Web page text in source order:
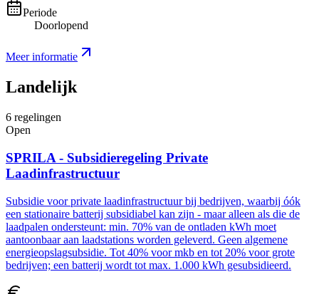
Periode
Doorlopend
Meer informatie
Landelijk
6 regelingen
Open
SPRILA - Subsidieregeling Private
Laadinfrastructuur
Subsidie voor private laadinfrastructuur bij bedrijven, waarbij óók
een stationaire batterij subsidiabel kan zijn - maar alleen als die de
laadpalen ondersteunt: min. 70% van de ontladen kWh moet
aantoonbaar aan laadstations worden geleverd. Geen algemene
energieopslagsubsidie. Tot 40% voor mkb en tot 20% voor grote
bedrijven; een batterij wordt tot max. 1.000 kWh gesubsidieerd.